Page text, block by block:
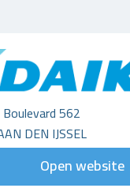
562
DEN IJSSEL
Open website